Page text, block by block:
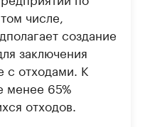
числе,
создание
заключения
с отходами. К
менее 65%
отходов.